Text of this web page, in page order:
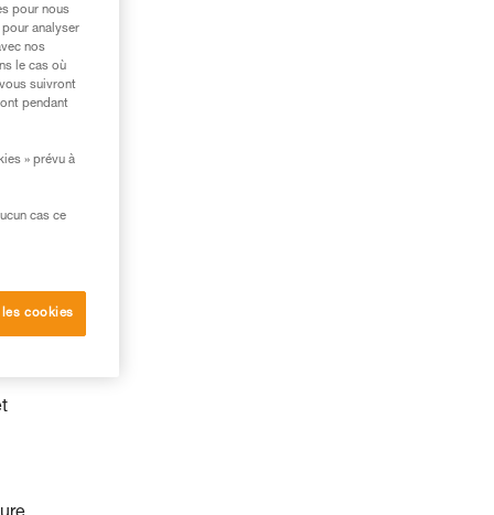
pour nous
analyser
nos
le cas où
suivront
pendant
» prévu à
cas ce
cookies